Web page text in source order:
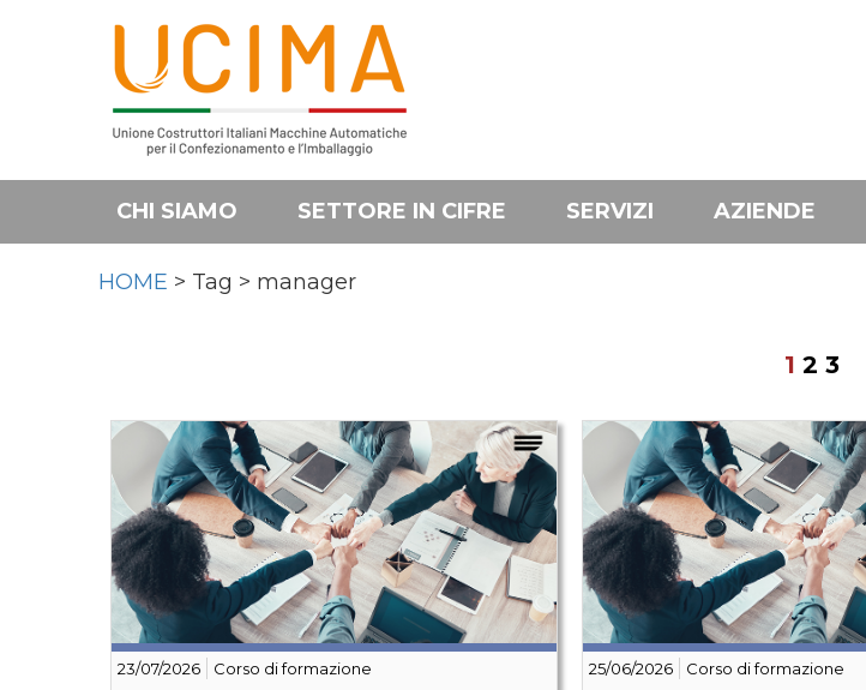
CHI SIAMO SETTORE IN CIFRE SERVIZI AZIENDE
HOME > Tag > manager
1 2 3
23/07/2026 Corso di formazione 25/06/2026 Corso di formazione